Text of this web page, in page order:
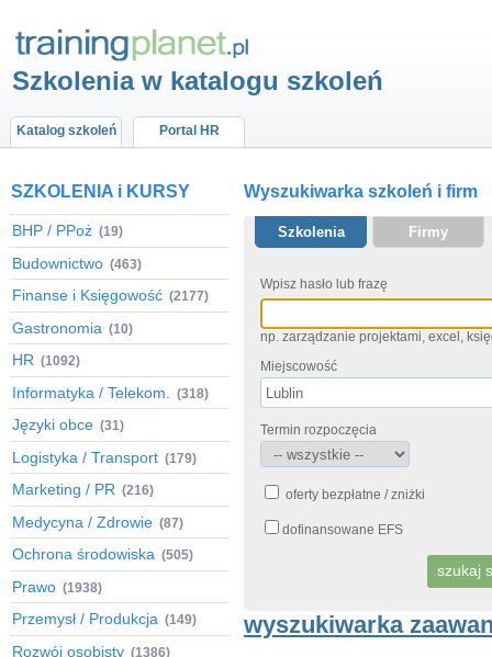
Szkolenia w katalogu szkoleń
Katalog szkoleń Portal HR
SZKOLENIA i KURSY
BHP / PPoż (19)
Budownictwo (463)
Finanse i Księgowość (2177)
Gastronomia (10)
HR (1092)
Informatyka / Telekom. (318)
Języki obce (31)
Logistyka / Transport (179)
Marketing / PR (216)
Medycyna / Zdrowie (87)
Ochrona środowiska (505)
Prawo (1938)
Przemysł / Produkcja (149)
Rozwój osobisty (1386)
Wyszukiwarka szkoleń i firm
Szkolenia Firmy
Wpisz hasło lub frazę
np. zarządzanie projektami, excel,
Miejscowość
Termin rozpoczęcia
oferty bezpłatne / zniżki
dofinansowane EFS
wyszukiwarka